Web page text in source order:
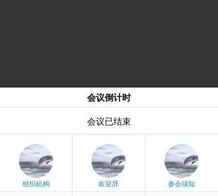
会议倒计时
会议已结束
组织机构 欢迎辞 参会须知